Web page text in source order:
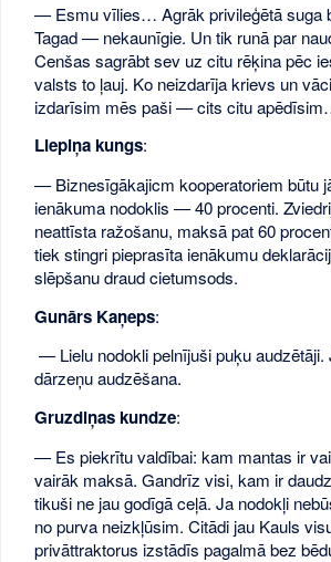
— Esmu vīlies… Agrāk privileģētā suga
Tagad — nekaunīgie. Un tik runā par
Cenšas sagrābt sev uz citu rēķina pēc
valsts to ļauj. Ko neizdarīja krievs un
izdarīsim mēs paši — cits citu
Liepiņa kungs:
— Biznesīgākajicm kooperatoriem būtu
ienākuma nodoklis — 40 procenti.
neattīsta ražošanu, maksā pat 60
tiek stingri pieprasīta ienākumu
slēpšanu draud cietumsods.
Gunārs Kaņeps:
— Lielu nodokli pelnījuši puķu audzētāji.
dārzeņu audzēšana.
Gruzdiņas kundze:
— Es piekrītu valdībai: kam mantas ir
vairāk maksā. Gandrīz visi, kam ir
tikuši ne jau godīgā ceļā. Ja nodokļi
no purva neizkļūsim. Citādi jau Kauls
privāttraktorus izstādīs pagalmā bez